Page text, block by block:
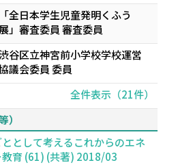
「全日本学生児童発明くふう
展」審査委員 審査委員
谷区立神宮前小学校学校運営
議会委員 委員
全件表示（21件）
）
ととして考えるこれからのエネ
教育 (61) (共著) 2018/03